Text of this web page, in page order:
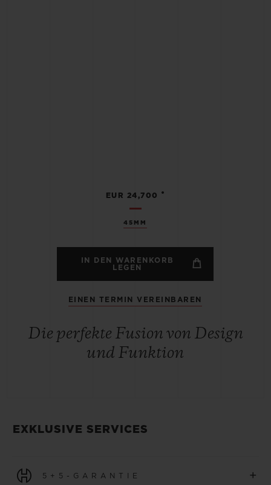
45MM
EUR 24,700 •
IN DEN WARENKORB
LEGEN
EINEN TERMIN VEREINBAREN
Die perfekte Fusion von Design
und Funktion
EXKLUSIVE SERVICES
5+5-GARANTIE +